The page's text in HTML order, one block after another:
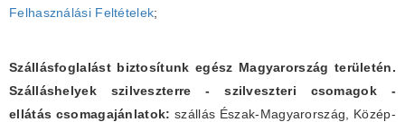
Felhasználási Feltételek;
Szállásfoglalást biztosítunk egész Magyarország területén.
Szálláshelyek szilveszterre - szilveszteri csomagok -
ellátás csomagajánlatok: szállás Észak-Magyarország, Közép-